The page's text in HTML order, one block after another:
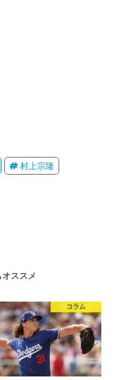
村上宗隆
ススメ
コラム